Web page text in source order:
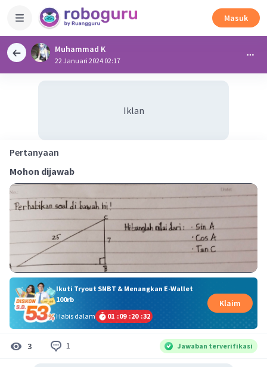
Masuk
Muhammad K
22 Januari 2024 02:17
Iklan
Pertanyaan
Mohon dijawab
Ikuti Tryout SNBT & Menangkan E-Wallet
100rb
Habis dalam
01 :09 :20 :31
Klaim
3 1 Jawaban terverifikasi